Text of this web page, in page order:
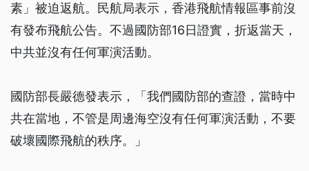
素」被迫返航。民航局表示，香港飛航情報區事前沒
有發布飛航公告。不過國防部16日證實，折返當天，
中共並沒有任何軍演活動。
國防部長嚴德發表示，「我們國防部的查證，當時中
共在當地，不管是周邊海空沒有任何軍演活動，不要
破壞國際飛航的秩序。」